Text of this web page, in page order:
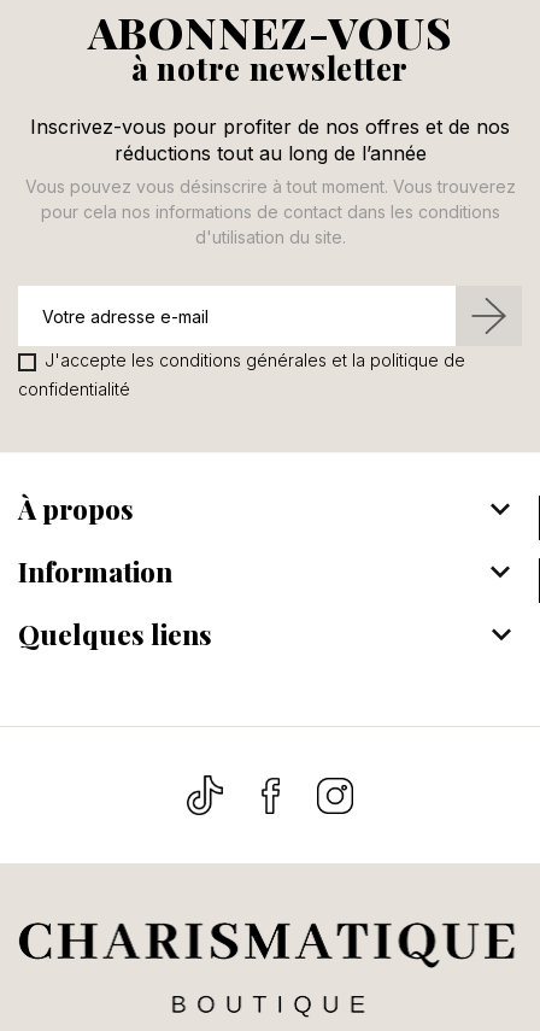
ABONNEZ-VOUS
à notre newsletter
Inscrivez-vous pour profiter de nos offres et de nos
réductions tout au long de l’année
Vous pouvez vous désinscrire à tout moment. Vous trouverez
pour cela nos informations de contact dans les conditions
d'utilisation du site.
J'accepte les conditions générales et la politique de
confidentialité
À propos keyboard_arrow_down
Information keyboard_arrow_down
Quelques liens keyboard_arrow_down